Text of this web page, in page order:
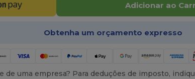
Adicionar ao
Obtenha um orçamento expresso
de uma empresa? Para deduções de imposto,